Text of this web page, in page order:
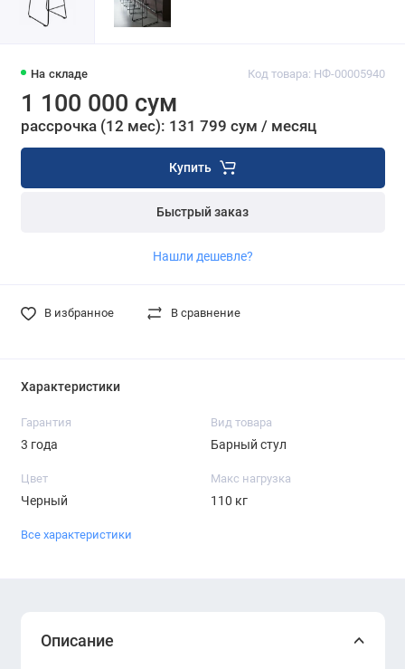
На складе Код товара: НФ-00005940
1 100 000 сум
рассрочка (12 мес): 131 799 сум / месяц
Купить
Быстрый заказ
Нашли дешевле?
В избранное В сравнение
Характеристики
Гарантия
3 года
Вид товара
Барный стул
Цвет
Черный
Макс нагрузка
110 кг
Все характеристики
Описание